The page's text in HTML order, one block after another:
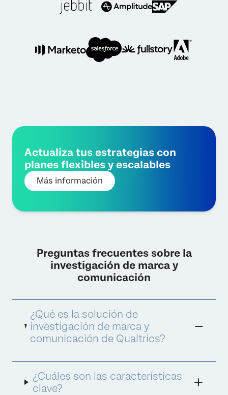
Actualiza tus estrategias con
planes flexibles y escalables
Más información
Preguntas frecuentes sobre la
investigación de marca y
comunicación
¿Qué es la solución de
investigación de marca y
comunicación de Qualtrics?
comunicación te ayuda a controlar cómo se
percibe tu marca en el mercado. Al recopilar
¿Cuáles son las características
clave?